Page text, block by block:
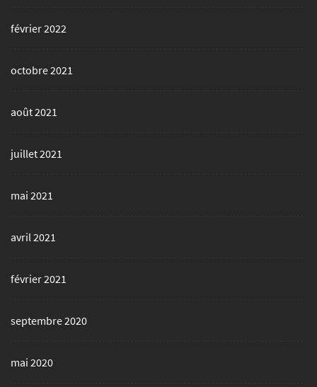
février 2022
octobre 2021
août 2021
juillet 2021
mai 2021
avril 2021
février 2021
septembre 2020
mai 2020